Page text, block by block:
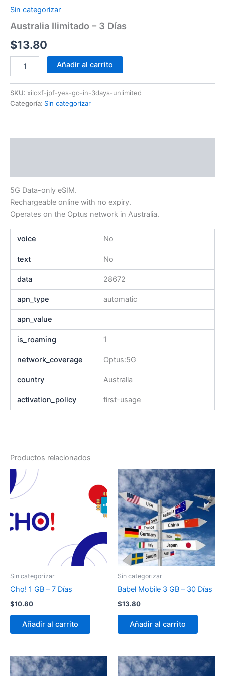
Sin categorizar
Australia Ilimitado – 3 Días
$13.80
Añadir al carrito
SKU: xiloxf-jpf-yes-go-in-3days-unlimited
Categoría: Sin categorizar
5G Data-only eSIM.
Rechargeable online with no expiry.
Operates on the Optus network in Australia.
voice No
text No
data 28672
apn_type automatic
apn_value
is_roaming 1
network_coverage Optus:5G
country Australia
activation_policy first-usage
Productos relacionados
Sin categorizar
Cho! 1 GB – 7 Días
$10.80
Añadir al carrito
Sin categorizar
Babel Mobile 3 GB – 30 Días
$13.80
Añadir al carrito